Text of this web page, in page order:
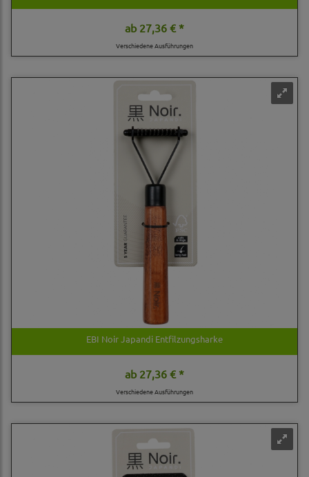
ab27,36 € *
Verschiedene Ausführungen
EBI Noir Japandi Entfilzungsharke
ab27,36 € *
Verschiedene Ausführungen